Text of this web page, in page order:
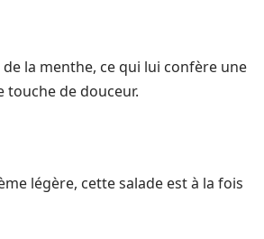
la menthe, ce qui lui confère une
touche de douceur.
légère, cette salade est à la fois